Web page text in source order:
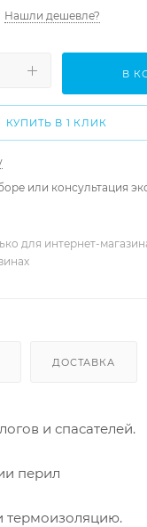
Нашли дешевле?
В
КУПИТЬ В 1 КЛИК
или консультация
для интернет-
ДОСТАВКА
и спасателей.
перил
термоизоляцию.